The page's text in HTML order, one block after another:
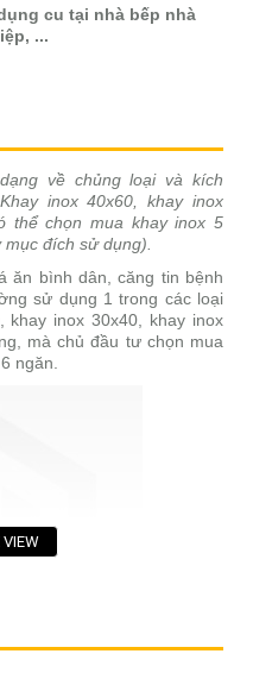
cu tại nhà bếp nhà
...
về chủng loại và kích
inox 40x60, khay inox
thể chọn mua khay inox 5
đích sử dụng).
ăn bình dân, căng tin bệnh
sử dụng 1 trong các loại
khay inox 30x40, khay inox
mà chủ đầu tư chọn mua
ngăn.
VIEW